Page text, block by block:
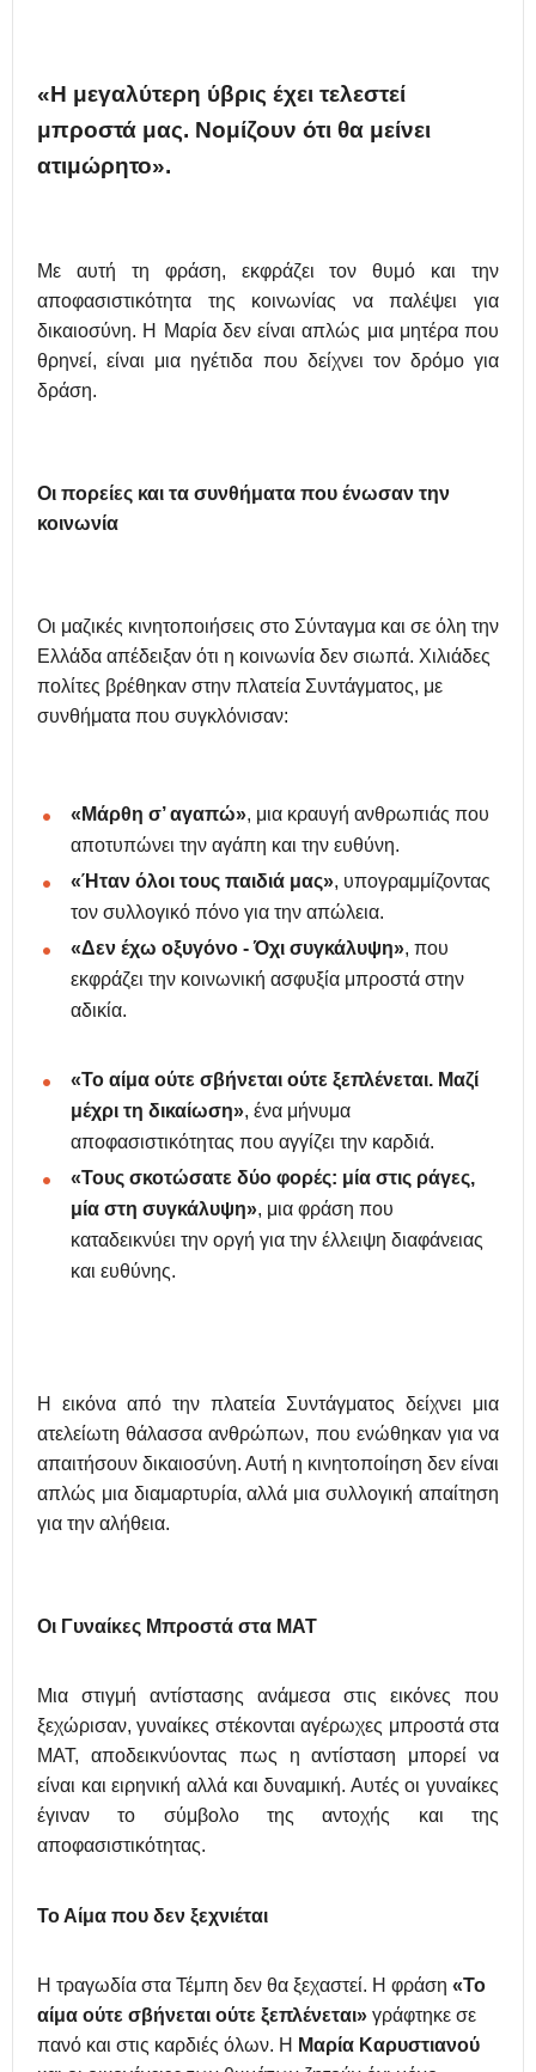
«Η μεγαλύτερη ύβρις έχει τελεστεί
μπροστά μας. Νομίζουν ότι θα μείνει
ατιμώρητο».
Με αυτή τη φράση, εκφράζει τον θυμό και την
αποφασιστικότητα της κοινωνίας να παλέψει για
δικαιοσύνη. Η Μαρία δεν είναι απλώς μια μητέρα που
θρηνεί, είναι μια ηγέτιδα που δείχνει τον δρόμο για
δράση.
Οι πορείες και τα συνθήματα που ένωσαν την
κοινωνία
Οι μαζικές κινητοποιήσεις στο Σύνταγμα και σε όλη την
Ελλάδα απέδειξαν ότι η κοινωνία δεν σιωπά. Χιλιάδες
πολίτες βρέθηκαν στην πλατεία Συντάγματος, με
συνθήματα που συγκλόνισαν:
«Μάρθη σ’ αγαπώ», μια κραυγή ανθρωπιάς που
αποτυπώνει την αγάπη και την ευθύνη.
«Ήταν όλοι τους παιδιά μας», υπογραμμίζοντας
τον συλλογικό πόνο για την απώλεια.
«Δεν έχω οξυγόνο - Όχι συγκάλυψη», που
εκφράζει την κοινωνική ασφυξία μπροστά στην
αδικία.
«Το αίμα ούτε σβήνεται ούτε ξεπλένεται. Μαζί
μέχρι τη δικαίωση», ένα μήνυμα
αποφασιστικότητας που αγγίζει την καρδιά.
«Τους σκοτώσατε δύο φορές: μία στις ράγες,
μία στη συγκάλυψη», μια φράση που
καταδεικνύει την οργή για την έλλειψη διαφάνειας
και ευθύνης.
Η εικόνα από την πλατεία Συντάγματος δείχνει μια
ατελείωτη θάλασσα ανθρώπων, που ενώθηκαν για να
απαιτήσουν δικαιοσύνη. Αυτή η κινητοποίηση δεν είναι
απλώς μια διαμαρτυρία, αλλά μια συλλογική απαίτηση
για την αλήθεια.
Οι Γυναίκες Μπροστά στα ΜΑΤ
Μια στιγμή αντίστασης ανάμεσα στις εικόνες που
ξεχώρισαν, γυναίκες στέκονται αγέρωχες μπροστά στα
ΜΑΤ, αποδεικνύοντας πως η αντίσταση μπορεί να
είναι και ειρηνική αλλά και δυναμική. Αυτές οι γυναίκες
έγιναν το σύμβολο της αντοχής και της
αποφασιστικότητας.
Το Αίμα που δεν ξεχνιέται
Η τραγωδία στα Τέμπη δεν θα ξεχαστεί. Η φράση «Το
αίμα ούτε σβήνεται ούτε ξεπλένεται» γράφτηκε σε
πανό και στις καρδιές όλων. Η Μαρία Καρυστιανού